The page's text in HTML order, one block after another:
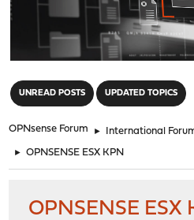
UNREAD POSTS UPDATED TOPICS
OPNsense Forum ► International
► OPNSENSE ESX KPN
OPNSENSE ESX